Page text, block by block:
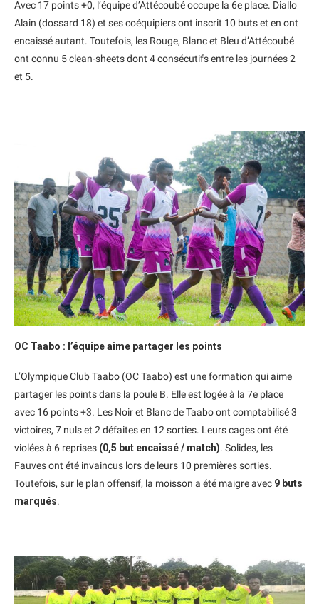
Avec 17 points +0, l’équipe d’Attécoubé occupe la 6e place. Diallo
Alain (dossard 18) et ses coéquipiers ont inscrit 10 buts et en ont
encaissé autant. Toutefois, les Rouge, Blanc et Bleu d’Attécoubé
ont connu 5 clean-sheets dont 4 consécutifs entre les journées 2
et 5.
OC Taabo : l’équipe aime partager les points
L’Olympique Club Taabo (OC Taabo) est une formation qui aime
partager les points dans la poule B. Elle est logée à la 7e place
avec 16 points +3. Les Noir et Blanc de Taabo ont comptabilisé 3
victoires, 7 nuls et 2 défaites en 12 sorties. Leurs cages ont été
violées à 6 reprises (0,5 but encaissé / match). Solides, les
Fauves ont été invaincus lors de leurs 10 premières sorties.
Toutefois, sur le plan offensif, la moisson a été maigre avec 9 buts
marqués.